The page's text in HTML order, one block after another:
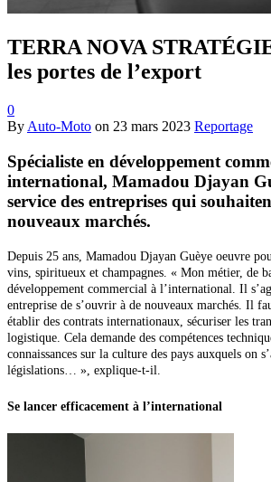
TERRA NOVA
les portes de l’export
0
By Auto-Moto on 23 mars 2023 Reportage
Spécialiste en développement
international, Mamadou Djayan
service des entreprises qui
nouveaux marchés.
Depuis 25 ans, Mamadou Djayan Guèye oeuvre
vins, spiritueux et champagnes. « Mon métier, de
développement commercial à l’international. Il
entreprise de s’ouvrir à de nouveaux marchés. Il
établir des contrats internationaux, sécuriser les
logistique. Cela demande des compétences
connaissances sur la culture des pays auxquels on
législations… », explique-t-il.
Se lancer efficacement à l’international